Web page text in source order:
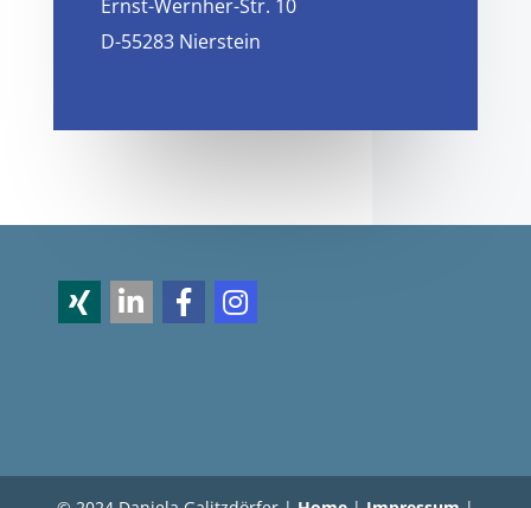
Ernst-Wernher-Str. 10
D-55283 Nierstein